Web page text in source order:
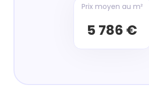
Prix moyen au m²
5 786 €